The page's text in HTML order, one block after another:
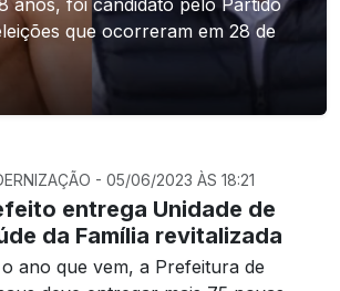
anos, foi candidato pelo Partido
que ocorreram em 28 de
- 05/06/2023 ÀS 18:21
entrega Unidade de
da Família revitalizada
ano que vem, a Prefeitura de